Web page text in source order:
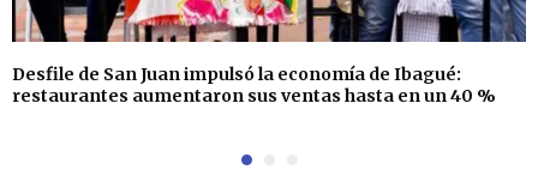
Desfile de San Juan impulsó la economía de Ibagué:
restaurantes aumentaron sus ventas hasta en un 40 %